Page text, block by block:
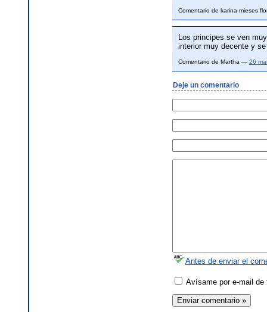
Comentario de karina mieses
Los principes se ven
interior muy decente y
Comentario de Martha — 26
Deje un comentario
Antes de enviar el
Avísame por e-mail de